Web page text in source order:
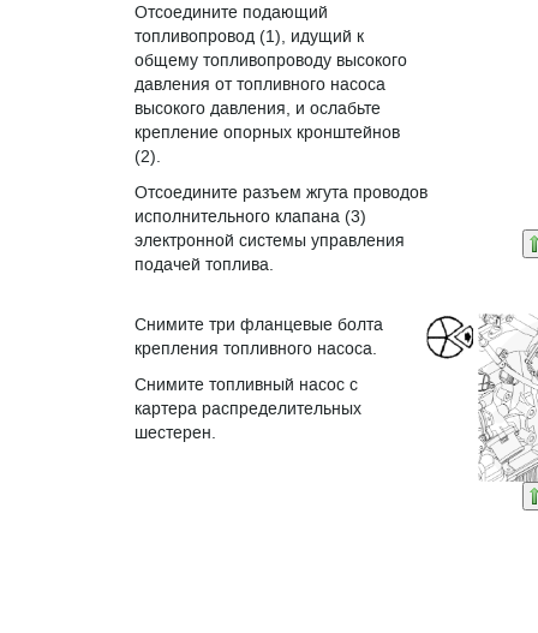
Отсоедините подающий
топливопровод (1), идущий к
общему топливопроводу высокого
давления от топливного насоса
высокого давления, и ослабьте
крепление опорных кронштейнов
(2).
Отсоедините разъем жгута проводов
исполнительного клапана (3)
электронной системы управления
подачей топлива.
Снимите три фланцевые болта
крепления топливного насоса.
Снимите топливный насос с
картера распределительных
шестерен.